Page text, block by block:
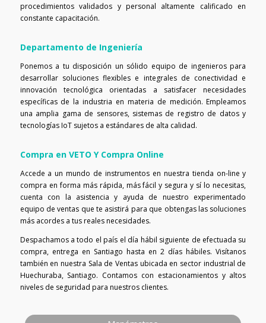
procedimientos validados y personal altamente calificado en
constante capacitación.
Departamento de Ingeniería
Ponemos a tu disposición un sólido equipo de ingenieros para
desarrollar soluciones flexibles e integrales de conectividad e
innovación tecnológica orientadas a satisfacer necesidades
específicas de la industria en materia de medición. Empleamos
una amplia gama de sensores, sistemas de registro de datos y
tecnologías IoT sujetos a estándares de alta calidad.
Compra en VETO Y Compra Online
Accede a un mundo de instrumentos en nuestra tienda on-line y
compra en forma más rápida, más fácil y segura y sí lo necesitas,
cuenta con la asistencia y ayuda de nuestro experimentado
equipo de ventas que te asistirá para que obtengas las soluciones
más acordes a tus reales necesidades.
Despachamos a todo el país el día hábil siguiente de efectuada su
compra, entrega en Santiago hasta en 2 días hábiles. Visítanos
también en nuestra Sala de Ventas ubicada en sector industrial de
Huechuraba, Santiago. Contamos con estacionamientos y altos
niveles de seguridad para nuestros clientes.